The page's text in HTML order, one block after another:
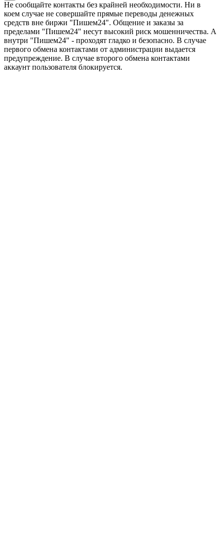
Не сообщайте контакты без крайней необходимости. Ни в
коем случае не совершайте прямые переводы денежных
средств вне биржи "Пишем24". Общение и заказы за
пределами "Пишем24" несут высокий риск мошенничества. А
внутри "Пишем24" - проходят гладко и безопасно. В случае
первого обмена контактами от администрации выдается
предупреждение. В случае второго обмена контактами
аккаунт пользователя блокируется.